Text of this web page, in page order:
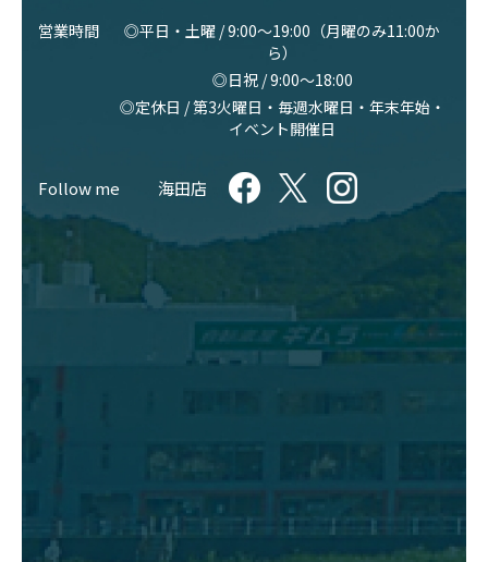
営業時間
◎平日・土曜 / 9:00〜19:00（月曜のみ11:00か
ら）
◎日祝 / 9:00〜18:00
◎定休日 / 第3火曜日・毎週水曜日・年末年始・
イベント開催日
Follow me 海田店